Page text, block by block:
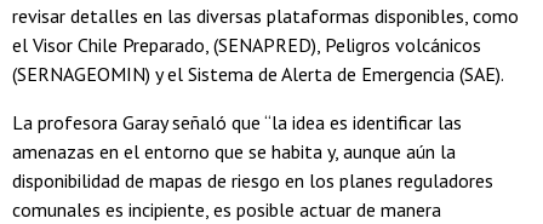
revisar detalles en las diversas plataformas disponibles, como
el Visor Chile Preparado, (SENAPRED), Peligros volcánicos
(SERNAGEOMIN) y el Sistema de Alerta de Emergencia (SAE).
La profesora Garay señaló que “la idea es identificar las
amenazas en el entorno que se habita y, aunque aún la
disponibilidad de mapas de riesgo en los planes reguladores
comunales es incipiente, es posible actuar de manera